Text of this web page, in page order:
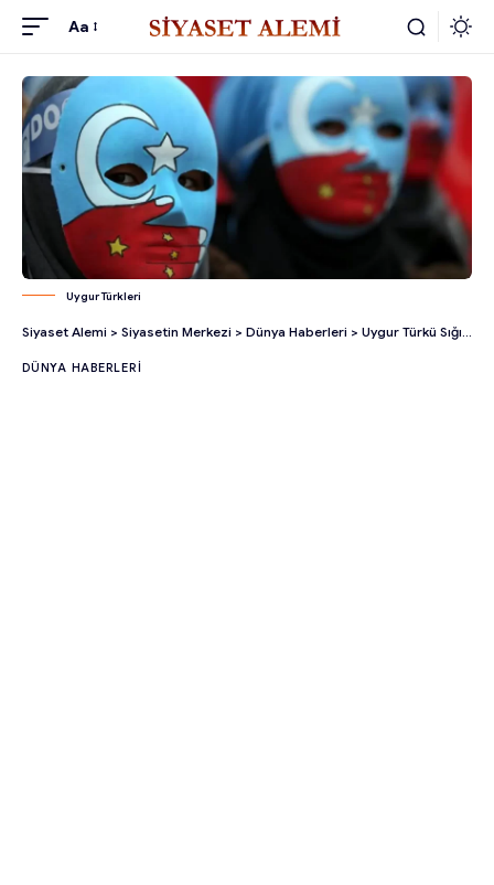
Aa
Uygur Türkleri
Siyaset Alemi > Siyasetin Merkezi > Dünya Haberleri > Uygur Türkü Sığınmacıların Ölümü Tepki Çekti!
DÜNYA HABERLERI